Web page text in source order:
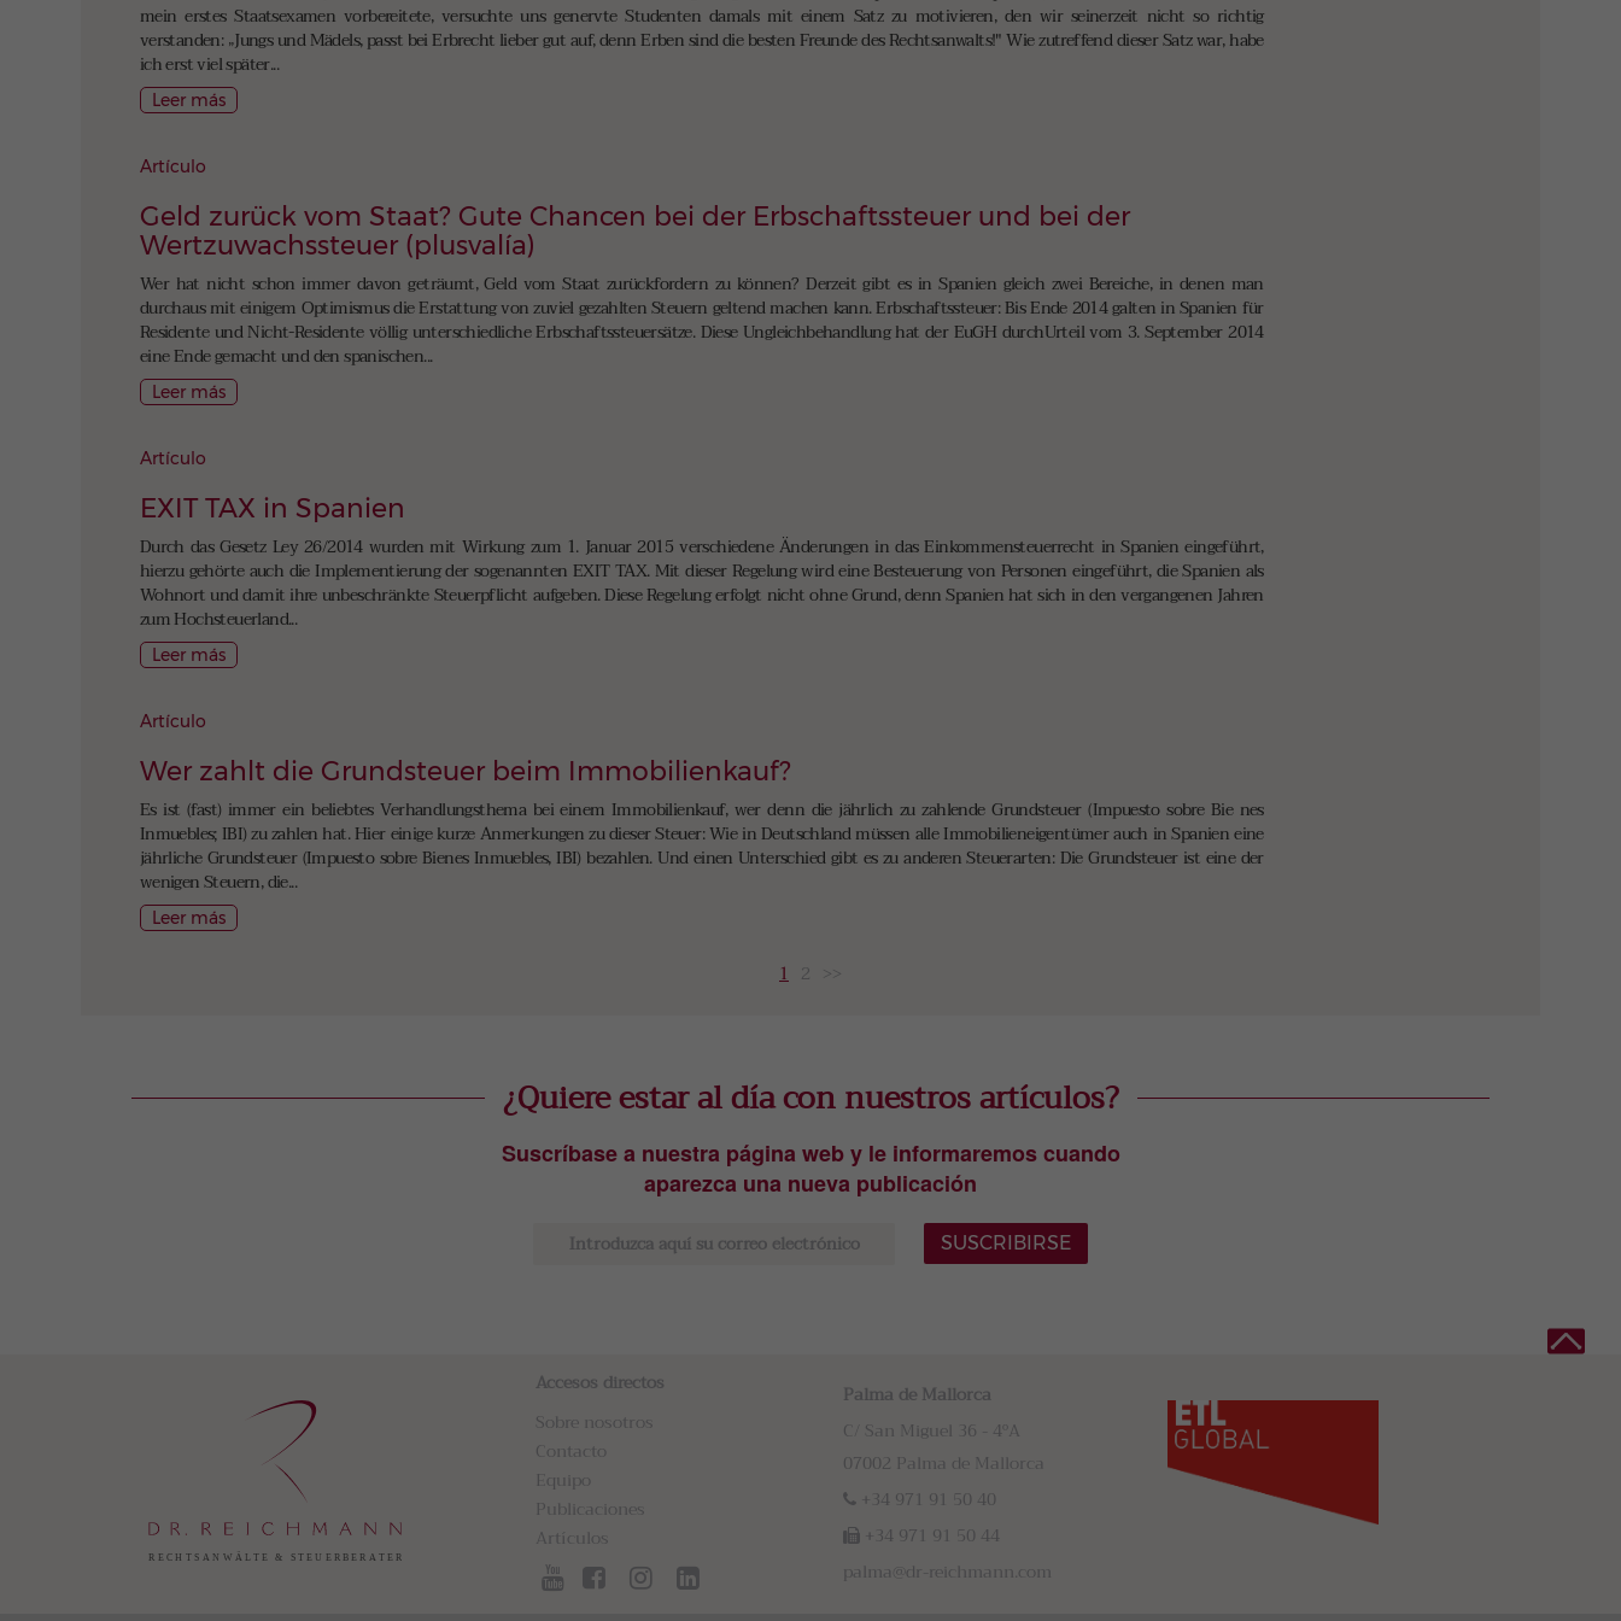
mein erstes Staatsexamen vorbereitete, versuchte uns genervte Studenten damals mit einem Satz zu motivieren, den wir seinerzeit nicht so richtig
verstanden: „Jungs und Mädels, passt bei Erbrecht lieber gut auf, denn Erben sind die besten Freunde des Rechtsanwalts!" Wie zutreffend dieser Satz war, habe
ich erst viel später...
Leer más
Artículo
Geld zurück vom Staat? Gute Chancen bei der Erbschaftssteuer und bei der
Wertzuwachssteuer (plusvalía)
Wer hat nicht schon immer davon geträumt, Geld vom Staat zurückfordern zu können? Derzeit gibt es in Spanien gleich zwei Bereiche, in denen man
durchaus mit einigem Optimismus die Erstattung von zuviel gezahlten Steuern geltend machen kann. Erbschaftssteuer: Bis Ende 2014 galten in Spanien für
Residente und Nicht-Residente völlig unterschiedliche Erbschaftssteuersätze. Diese Ungleichbehandlung hat der EuGH durchUrteil vom 3. September 2014
eine Ende gemacht und den spanischen...
Leer más
Artículo
EXIT TAX in Spanien
Durch das Gesetz Ley 26/2014 wurden mit Wirkung zum 1. Januar 2015 verschiedene Änderungen in das Einkommensteuerrecht in Spanien eingeführt,
hierzu gehörte auch die Implementierung der sogenannten EXIT TAX. Mit dieser Regelung wird eine Besteuerung von Personen eingeführt, die Spanien als
Wohnort und damit ihre unbeschränkte Steuerpflicht aufgeben. Diese Regelung erfolgt nicht ohne Grund, denn Spanien hat sich in den vergangenen Jahren
zum Hochsteuerland...
Leer más
Artículo
Wer zahlt die Grundsteuer beim Immobilienkauf?
Es ist (fast) immer ein beliebtes Verhandlungsthema bei einem Immobilienkauf, wer denn die jährlich zu zahlende Grundsteuer (Impuesto sobre Bie nes
Inmuebles; IBI) zu zahlen hat. Hier einige kurze Anmerkungen zu dieser Steuer: Wie in Deutschland müssen alle Immobilieneigentümer auch in Spanien eine
jährliche Grundsteuer (Impuesto sobre Bienes Inmuebles, IBI) bezahlen. Und einen Unterschied gibt es zu anderen Steuerarten: Die Grundsteuer ist eine der
wenigen Steuern, die...
Leer más
1 2 >>
¿Quiere estar al día con nuestros artículos?
Suscríbase a nuestra página web y le informaremos cuando
aparezca una nueva publicación
SUSCRIBIRSE
Accesos directos
Sobre nosotros
Contacto
Equipo
Publicaciones
Artículos
Palma de Mallorca
C/ San Miguel 36 - 4ºA
07002 Palma de Mallorca
+34 971 91 50 40
+34 971 91 50 44
palma@dr-reichmann.com